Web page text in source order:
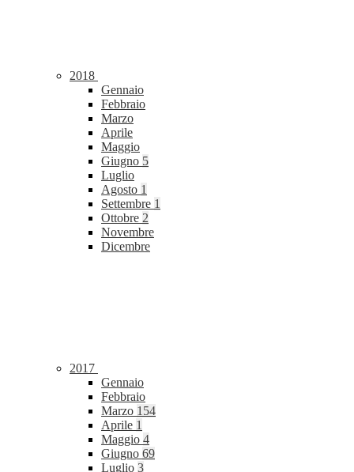
2018
Gennaio
Febbraio
Marzo
Aprile
Maggio
Giugno 5
Luglio
Agosto 1
Settembre 1
Ottobre 2
Novembre
Dicembre
2017
Gennaio
Febbraio
Marzo 154
Aprile 1
Maggio 4
Giugno 69
Luglio 3